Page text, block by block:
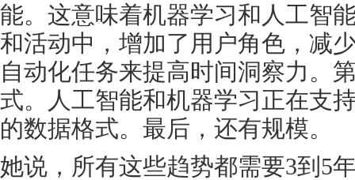
能。这意味着机器学习和人工智
和活动中，增加了用户角色，减
自动化任务来提高时间洞察力。
式。人工智能和机器学习正在支
的数据格式。最后，还有规模。
她说，所有这些趋势都需要3到5